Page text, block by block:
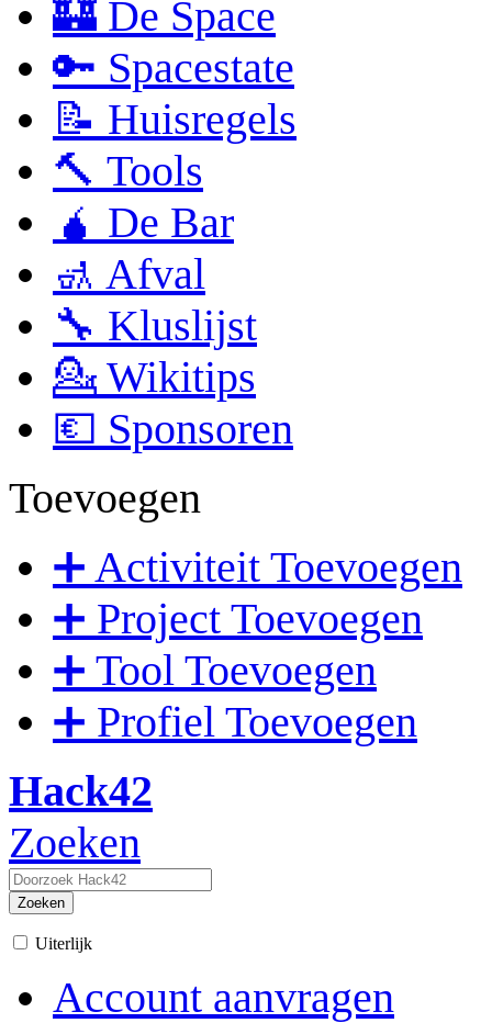
🏰 De Space
🔑 Spacestate
📝 Huisregels
🔨 Tools
🧉 De Bar
🚮 Afval
🔧 Kluslijst
💁 Wikitips
💶 Sponsoren
Toevoegen
➕ Activiteit Toevoegen
➕ Project Toevoegen
➕ Tool Toevoegen
➕ Profiel Toevoegen
Hack42
Zoeken
Zoeken
Uiterlijk
Account aanvragen